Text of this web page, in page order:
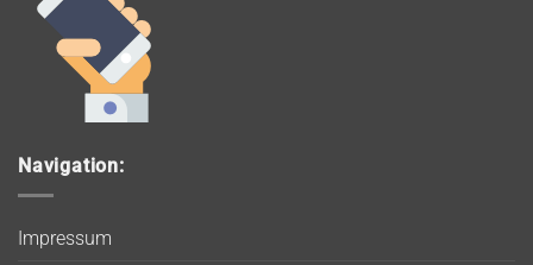
Navigation:
Impressum